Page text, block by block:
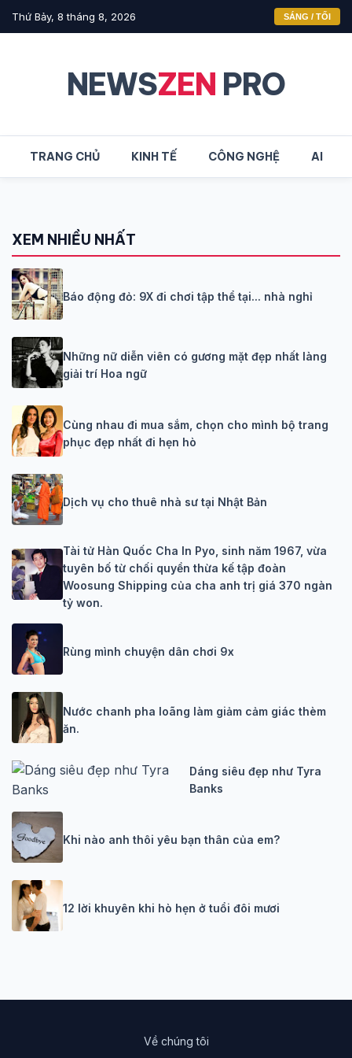
Thứ Bảy, 8 tháng 8, 2026 SÁNG / TỐI
NEWSZEN PRO
TRANG CHỦ KINH TẾ CÔNG NGHỆ AI
XEM NHIỀU NHẤT
Báo động đỏ: 9X đi chơi tập thể tại... nhà nghỉ
Những nữ diễn viên có gương mặt đẹp nhất làng
giải trí Hoa ngữ
Cùng nhau đi mua sắm, chọn cho mình bộ trang
phục đẹp nhất đi hẹn hò
Dịch vụ cho thuê nhà sư tại Nhật Bản
Tài tử Hàn Quốc Cha In Pyo, sinh năm 1967, vừa
tuyên bố từ chối quyền thừa kế tập đoàn
Woosung Shipping của cha anh trị giá 370 ngàn
tỷ won.
Rùng mình chuyện dân chơi 9x
Nước chanh pha loãng làm giảm cảm giác thèm
ăn.
Dáng siêu đẹp như Tyra
Banks
Khi nào anh thôi yêu bạn thân của em?
12 lời khuyên khi hò hẹn ở tuổi đôi mươi
Về chúng tôi